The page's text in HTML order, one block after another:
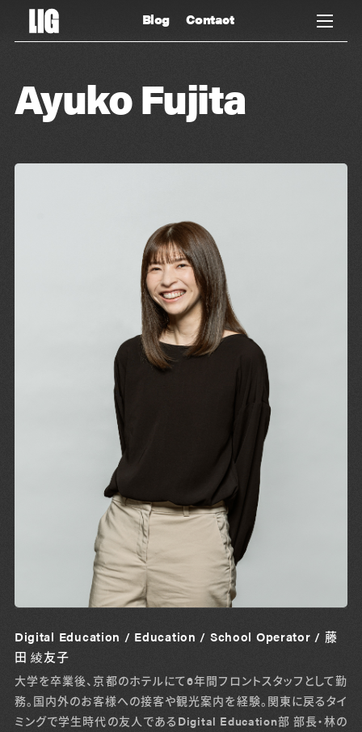
Contact
Blog
Ayuko Fujita
Digital Education / Education / School Operator / 藤
田 綾友子
大学を卒業後、京都のホテルにて6年間フロントスタッフとして勤
務。国内外のお客様への接客や観光案内を経験。関東に戻るタイ
ミングで学生時代の友人であるDigital Education部 部長・林の